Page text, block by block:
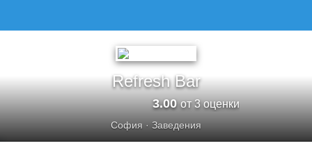
Refresh Bar
3.00от 3 оценки
София · Заведения